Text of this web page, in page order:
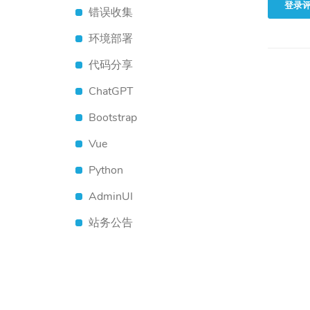
错误收集
环境部署
代码分享
ChatGPT
Bootstrap
Vue
Python
AdminUI
站务公告
登录